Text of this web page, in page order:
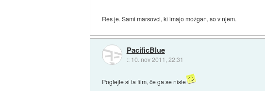
Res je. Sami marsovci, ki imajo možgan, so v njem.
PacificBlue
:: 10. nov 2011, 22:31
Poglejte si ta film, če ga se niste